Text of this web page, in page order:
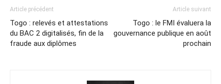
Article précédent
Togo : relevés et attestations
du BAC 2 digitalisés, fin de la
fraude aux diplômes
Article suivant
Togo : le FMI évaluera la
gouvernance publique en août
prochain